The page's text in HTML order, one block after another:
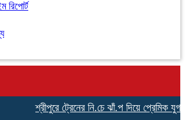
রিপোর্ট
শ্রীপুরে ট্রেনের নি.চে ঝাঁ.প দিয়ে প্রেমিক